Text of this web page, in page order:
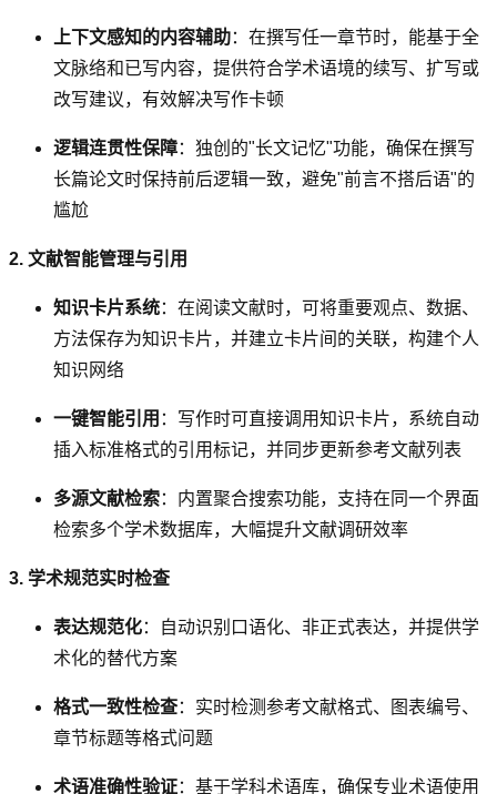
上下文感知的内容辅助：在撰写任一章节时，能基于全
文脉络和已写内容，提供符合学术语境的续写、扩写或
改写建议，有效解决写作卡顿
逻辑连贯性保障：独创的"长文记忆"功能，确保在撰写
长篇论文时保持前后逻辑一致，避免"前言不搭后语"的
尴尬
2. 文献智能管理与引用
知识卡片系统：在阅读文献时，可将重要观点、数据、
方法保存为知识卡片，并建立卡片间的关联，构建个人
知识网络
一键智能引用 ：写作时可直接调用知识卡片，系统自动
插入标准格式的引用标记，并同步更新参考文献列表
多源文献检索：内置聚合搜索功能，支持在同一个界面
检索多个学术数据库，大幅提升文献调研效率
3. 学术规范实时检查
表达规范化：自动识别口语化、非正式表达，并提供学
术化的替代方案
格式一致性检查：实时检测参考文献格式、图表编号、
章节标题等格式问题
术语准确性验证：基于学科术语库，确保专业术语使用